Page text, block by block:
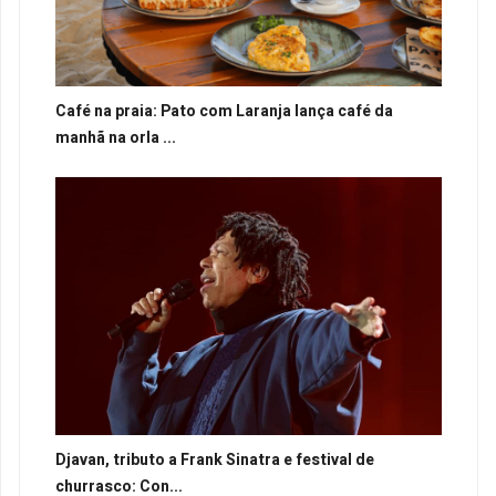
Café na praia: Pato com Laranja lança café da
manhã na orla ...
Djavan, tributo a Frank Sinatra e festival de
churrasco: Con...